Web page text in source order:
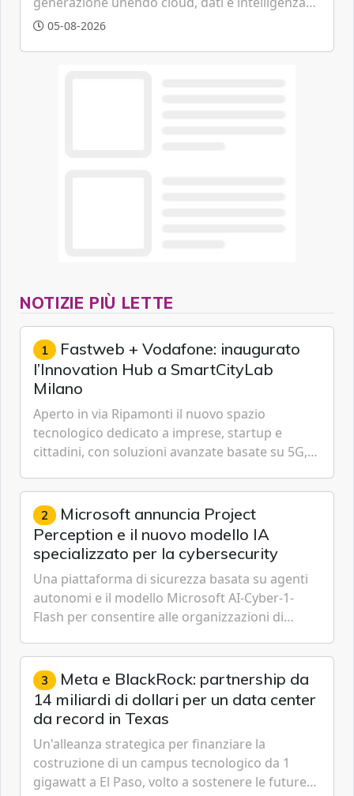
artificiale.
05-08-2026
NOTIZIE PIÙ LETTE
1 Fastweb + Vodafone: inaugurato
l’Innovation Hub a SmartCityLab
Milano
Aperto in via Ripamonti il nuovo spazio
tecnologico dedicato a imprese, startup e
cittadini, con soluzioni avanzate basate su 5G,
Cybersecurity.
2 Microsoft annuncia Project
Perception e il nuovo modello IA
specializzato per la cybersecurity
Una piattaforma di sicurezza basata su agenti
autonomi e il modello Microsoft AI-Cyber-1-
Flash per consentire alle organizzazioni di
gestione continua del rischio.
3 Meta e BlackRock: partnership da
14 miliardi di dollari per un data center
da record in Texas
Un'alleanza strategica per finanziare la
costruzione di un campus tecnologico da 1
gigawatt a El Paso, volto a sostenere le future